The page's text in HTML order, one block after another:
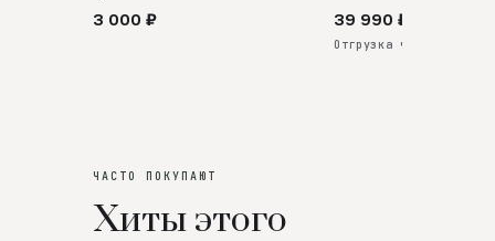
3 000 ₽ 39 990 ₽
Отгрузка через 25 дней
ЧАСТО ПОКУПАЮТ
Хиты этого